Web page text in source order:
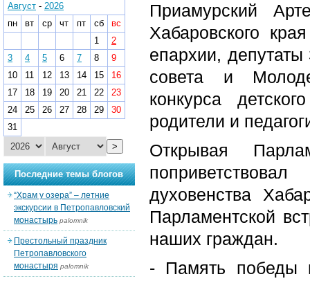
Приамурский
Хабаровского
епархии,
совета и
конкурса
родители и
Открывая
духовенства
Парламентской
наших граждан.
- Память победы
Август - 2026
пн
вт ср чт пт сб
вс
1
2
3
4 5 6 7 8
9
10
11 12 13 14 15
16
17
18 19 20 21 22
23
24
25 26 27 28 29
30
31
>
Последние темы блогов
“Храм у озера” – летние
экскурсии в Петропавловский
монастырь palomnik
Престольный праздник
Петропавловского
монастыря palomnik